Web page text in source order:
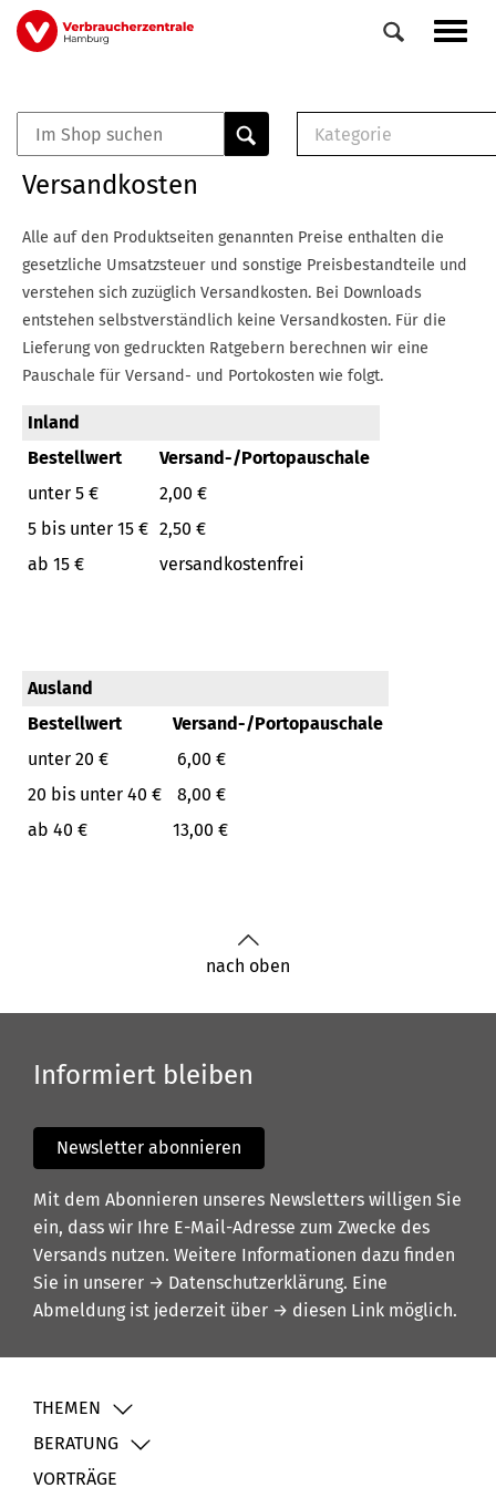
Direkt
zum
Veranstaltungen
0
Kategorie
E-Broschüre
Checklisten (PDF)
Broschüre
Buch
Versandkosten
Alle auf den Produktseiten genannten Preise enthalten die
gesetzliche Umsatzsteuer und sonstige Preisbestandteile und
verstehen sich zuzüglich Versandkosten. Bei Downloads
entstehen selbstverständlich keine Versandkosten. Für die
Lieferung von gedruckten Ratgebern berechnen wir eine
Pauschale für Versand- und Portokosten wie folgt.
Inland
Bestellwert
Versand-/Portopauschale
unter 5 €
2,00 €
5 bis unter 15 € 2,50 €
ab 15 €
versandkostenfrei
Ausland
Bestellwert
Versand-/Portopauschale
unter 20 €
6,00 €
20 bis unter 40 €
8,00 €
ab 40 €
13,00 €
nach oben
Informiert bleiben
Newsletter abonnieren
Mit dem Abonnieren unseres Newsletters willigen Sie
ein, dass wir Ihre E-Mail-Adresse zum Zwecke des
Versands nutzen. Weitere Informationen dazu finden
Sie in unserer → Datenschutzerklärung. Eine
Abmeldung ist jederzeit über → diesen Link möglich.
THEMEN
BERATUNG
VORTRÄGE